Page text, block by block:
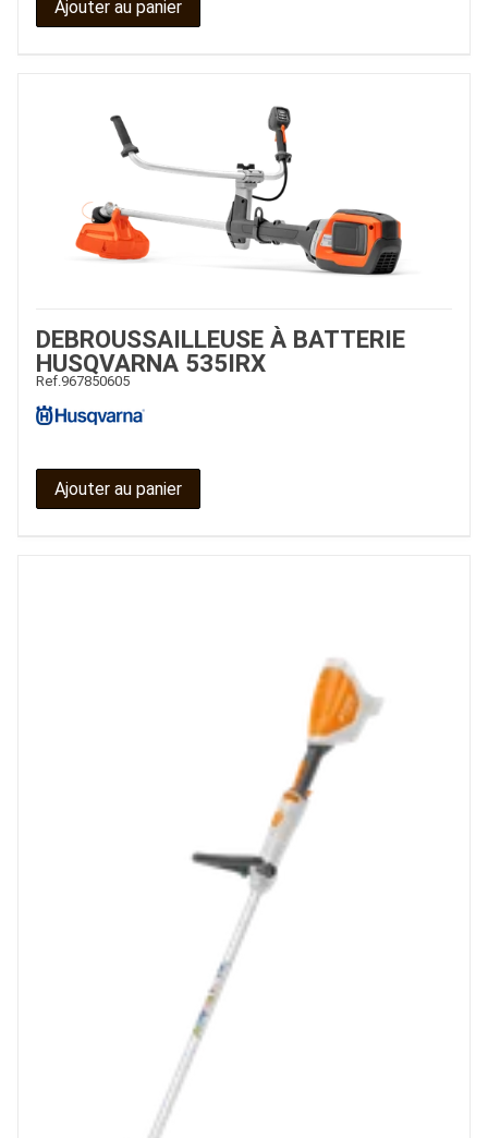
Ajouter au panier
DEBROUSSAILLEUSE À BATTERIE
HUSQVARNA 535IRX
Ref. 967850605
Ajouter au panier